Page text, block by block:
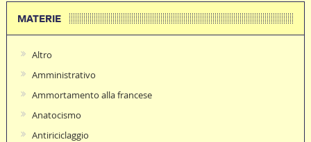
MATERIE
Altro
Amministrativo
Ammortamento alla francese
Anatocismo
Antiriciclaggio